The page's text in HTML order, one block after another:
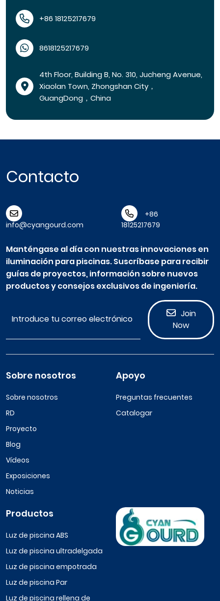
+86 18125217679
8618125217679
4th Floor, Building B, No. 310, Jucheng Avenue,
Xiaolan Town, Zhongshan City，
GuangDong，China
Contacto
info@cyangourd.com
+86
18125217679
Manténgase al día con nuestras innovaciones en
iluminación para piscinas. Suscríbase para recibir
guías de proyectos, información sobre nuevos
productos y consejos exclusivos de ingeniería.
Join
Now
Sobre nosotros
Sobre nosotros
RD
Proyecto
Blog
Vídeos
Exposiciones
Noticias
Apoyo
Preguntas frecuentes
Catalogar
Productos
Luz de piscina ABS
Luz de piscina ultradelgada
Luz de piscina empotrada
Luz de piscina Par
Luz de piscina rellena de